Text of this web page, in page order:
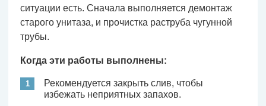
ситуации есть. Сначала выполняется демонтаж
старого унитаза, и прочистка раструба чугунной
трубы.
Когда эти работы выполнены:
Рекомендуется закрыть слив, чтобы
избежать неприятных запахов.